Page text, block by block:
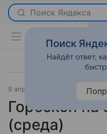
Поиск Яндекса
9 апреля 2025 Гороскопы
Гороскоп на
(среда)
Поиск
Найдёт ответ,